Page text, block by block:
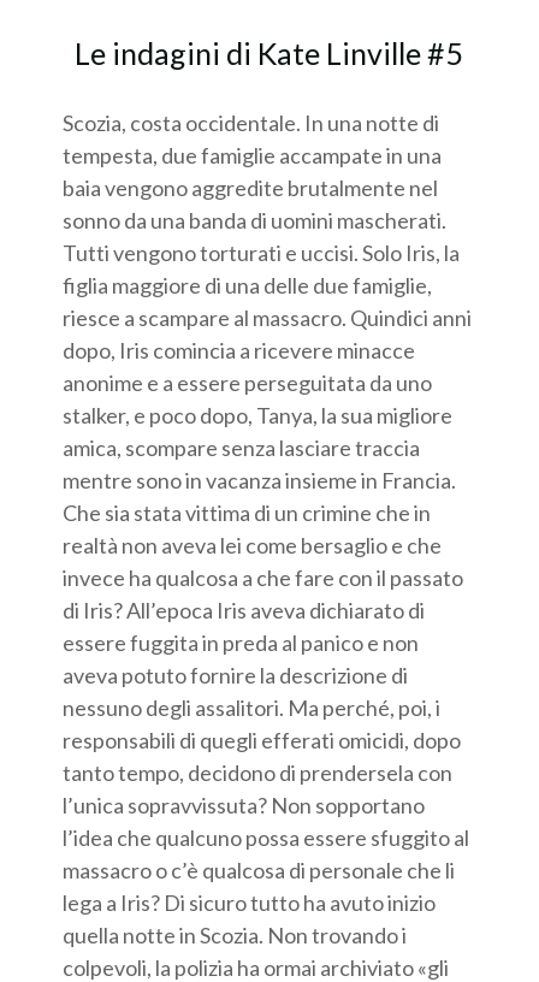
Le indagini di Kate Linville #5
Scozia, costa occidentale. In una notte di
tempesta, due famiglie accampate in una
baia vengono aggredite brutalmente nel
sonno da una banda di uomini mascherati.
Tutti vengono torturati e uccisi. Solo Iris, la
figlia maggiore di una delle due famiglie,
riesce a scampare al massacro. Quindici anni
dopo, Iris comincia a ricevere minacce
anonime e a essere perseguitata da uno
stalker, e poco dopo, Tanya, la sua migliore
amica, scompare senza lasciare traccia
mentre sono in vacanza insieme in Francia.
Che sia stata vittima di un crimine che in
realtà non aveva lei come bersaglio e che
invece ha qualcosa a che fare con il passato
di Iris? All’epoca Iris aveva dichiarato di
essere fuggita in preda al panico e non
aveva potuto fornire la descrizione di
nessuno degli assalitori. Ma perché, poi, i
responsabili di quegli efferati omicidi, dopo
tanto tempo, decidono di prendersela con
l’unica sopravvissuta? Non sopportano
l’idea che qualcuno possa essere sfuggito al
massacro o c’è qualcosa di personale che li
lega a Iris? Di sicuro tutto ha avuto inizio
quella notte in Scozia. Non trovando i
colpevoli, la polizia ha ormai archiviato «gli